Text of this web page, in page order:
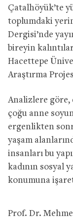
Çatalhöyük’te
toplumdaki
Dergisi’nde
bireyin
Hacettepe
Araştırma
Analizlere göre,
çoğu anne
ergenlikten
yaşam
insanları bu
kadının sosyal
konumuna
Prof. Dr.